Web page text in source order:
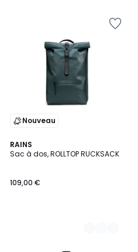
Nouveau
RAINS
Sac à dos, ROLLTOP RUCKSACK
109,00 €
3
Couleurs